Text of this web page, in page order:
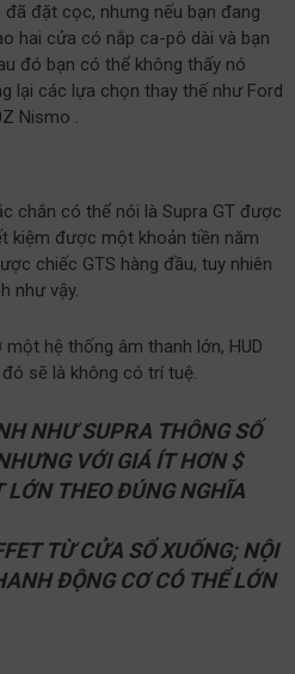
đặt cọc, nhưng nếu bạn đang
hai cửa có nắp ca-pô dài và bạn
đó bạn có thể không thấy nó
lại các lựa chọn thay thế như Ford
Nismo .
chắn có thể nói là Supra GT được
kiệm được một khoản tiền năm
chiếc GTS hàng đầu, tuy nhiên
như vậy.
hệ thống âm thanh lớn, HUD
sẽ là không có trí tuệ.
NHƯ SUPRA THÔNG SỐ
VỚI GIÁ ÍT HƠN $
LỚN THEO ĐÚNG NGHĨA
TỪ CỬA SỔ XUỐNG; NỘI
ĐỘNG CƠ CÓ THỂ LỚN